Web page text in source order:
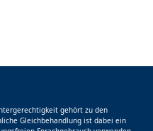
gehört zu den
Gleichbehandlung ist dabei ein